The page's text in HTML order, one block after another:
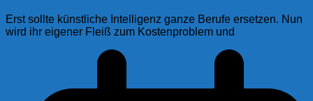
Erst sollte künstliche Intelligenz ganze Berufe ersetzen. Nun
wird ihr eigener Fleiß zum Kostenproblem und